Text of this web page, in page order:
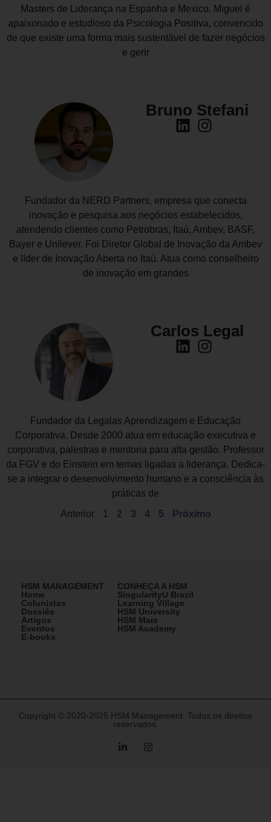
Masters de Liderança na Espanha e Mexico. Miguel é
apaixonado e estudioso da Psicologia Positiva, convencido
de que existe uma forma mais sustentável de fazer negócios
e gerir
Bruno Stefani
Fundador da NERD Partners, empresa que conecta
inovação e pesquisa aos negócios estabelecidos,
atendendo clientes como Petrobras, Itaú, Ambev, BASF,
Bayer e Unilever. Foi Diretor Global de Inovação da Ambev
e líder de Inovação Aberta no Itaú. Atua como conselheiro
de inovação em grandes
Carlos Legal
Fundador da Legalas Aprendizagem e Educação
Corporativa. Desde 2000 atua em educação executiva e
corporativa, palestras e mentoria para alta gestão. Professor
da FGV e do Einstein em temas ligadas a liderança. Dedica-
se a integrar o desenvolvimento humano e a consciência às
práticas de
Anterior
1 2 3 4 5 Próximo
HSM MANAGEMENT
Home
Colunistas
Dossiês
Artigos
Eventos
E-books
CONHEÇA A HSM
SingularityU Brazil
Learning Village
HSM University
HSM Mais
HSM Academy
Copyright © 2020-2025 HSM Management. Todos os direitos
reservados.